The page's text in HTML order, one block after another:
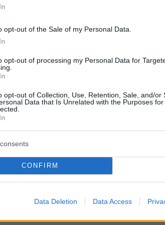
opt-out of the Sale of my Personal Data.
opt-out of processing my Personal Data for
opt-out of Collection, Use, Retention, Sale, and/or
Data that Is Unrelated with the Purposes
CONFIRM
Data Deletion Data Access
- αφιέρωμα στον Λόρδο
από το Μουσείο της
από ποίημα του
η ομιλία του Δένδια για
από τον θάνατό του
εκδήλωση που πραγματοποιήθηκε